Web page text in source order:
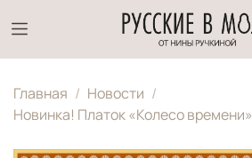
Главная
Новости
Новинка! Платок «Колесо времени»